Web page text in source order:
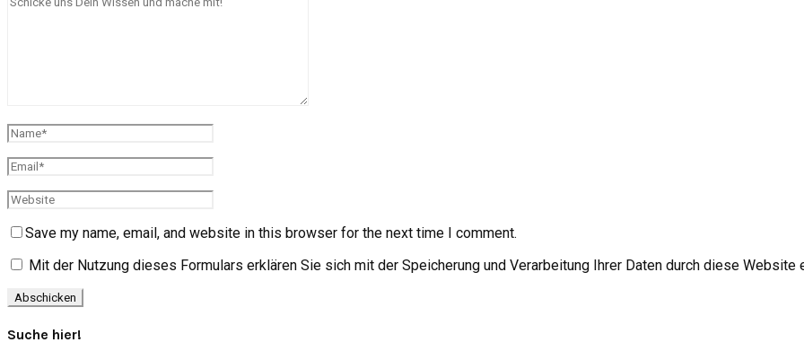
Save my name, email, and website in this browser for the next time I comment.
Mit der Nutzung dieses Formulars erklären Sie sich mit der Speicherung und Verarbeitung Ihrer Daten durch diese Website
Suche hier!